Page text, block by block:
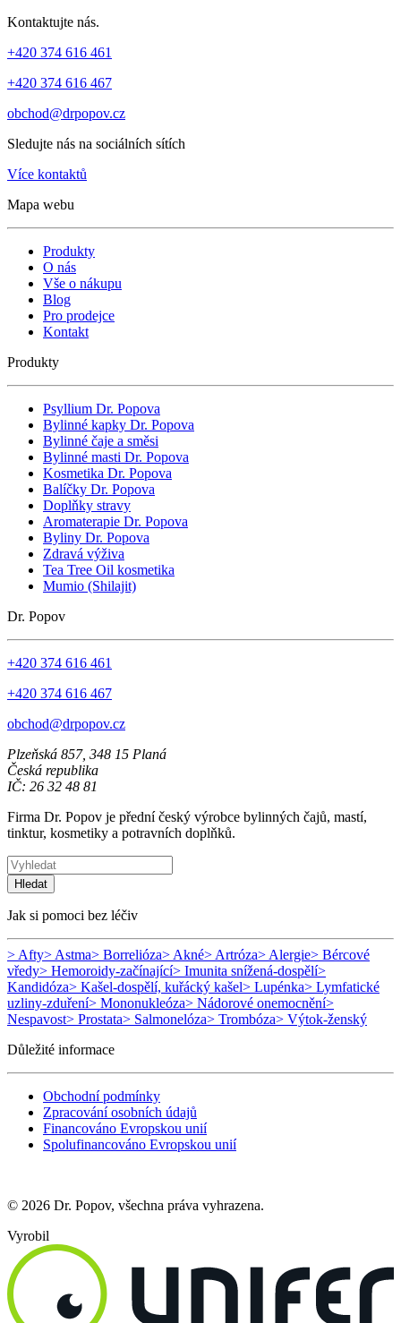
Kontaktujte nás.
+420 374 616 461
+420 374 616 467
obchod@drpopov.cz
Sledujte nás na sociálních sítích
Více kontaktů
Mapa webu
Produkty
O nás
Vše o nákupu
Blog
Pro prodejce
Kontakt
Produkty
Psyllium Dr. Popova
Bylinné kapky Dr. Popova
Bylinné čaje a směsi
Bylinné masti Dr. Popova
Kosmetika Dr. Popova
Balíčky Dr. Popova
Doplňky stravy
Aromaterapie Dr. Popova
Byliny Dr. Popova
Zdravá výživa
Tea Tree Oil kosmetika
Mumio (Shilajit)
Dr. Popov
+420 374 616 461
+420 374 616 467
obchod@drpopov.cz
Plzeňská 857, 348 15 Planá
Česká republika
IČ: 26 32 48 81
Firma Dr. Popov je přední český výrobce bylinných čajů, mastí,
tinktur, kosmetiky a potravních doplňků.
Hledat
Jak si pomoci bez léčiv
> Afty> Astma> Borrelióza> Akné> Artróza> Alergie> Bércové
vředy> Hemoroidy-začínající> Imunita snížená-dospělí>
Kandidóza> Kašel-dospělí, kuřácký kašel> Lupénka> Lymfatické
uzliny-zduření> Mononukleóza> Nádorové onemocnění>
Nespavost> Prostata> Salmonelóza> Trombóza> Výtok-ženský
Důležité informace
Obchodní podmínky
Zpracování osobních údajů
Financováno Evropskou unií
Spolufinancováno Evropskou unií
© 2026 Dr. Popov, všechna práva vyhrazena.
Vyrobil